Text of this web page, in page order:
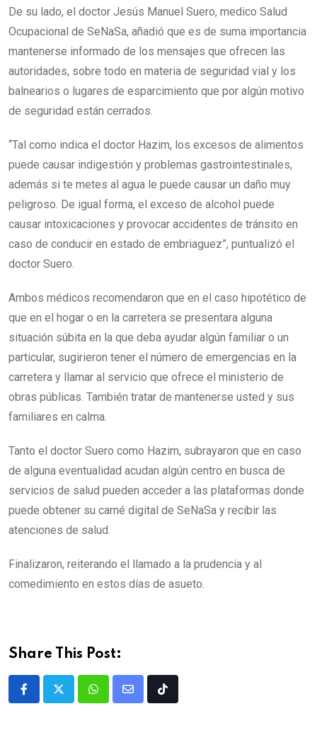
De su lado, el doctor Jesús Manuel Suero, medico Salud
Ocupacional de SeNaSa, añadió que es de suma importancia
mantenerse informado de los mensajes que ofrecen las
autoridades, sobre todo en materia de seguridad vial y los
balnearios o lugares de esparcimiento que por algún motivo
de seguridad están cerrados.
“Tal como indica el doctor Hazim, los excesos de alimentos
puede causar indigestión y problemas gastrointestinales,
además si te metes al agua le puede causar un daño muy
peligroso. De igual forma, el exceso de alcohol puede
causar intoxicaciones y provocar accidentes de tránsito en
caso de conducir en estado de embriaguez”, puntualizó el
doctor Suero.
Ambos médicos recomendaron que en el caso hipotético de
que en el hogar o en la carretera se presentara alguna
situación súbita en la que deba ayudar algún familiar o un
particular, sugirieron tener el número de emergencias en la
carretera y llamar al servicio que ofrece el ministerio de
obras públicas. También tratar de mantenerse usted y sus
familiares en calma.
Tanto el doctor Suero como Hazim, subrayaron que en caso
de alguna eventualidad acudan algún centro en busca de
servicios de salud pueden acceder a las plataformas donde
puede obtener su carné digital de SeNaSa y recibir las
atenciones de salud.
Finalizaron, reiterando el llamado a la prudencia y al
comedimiento en estos días de asueto.
Share This Post: